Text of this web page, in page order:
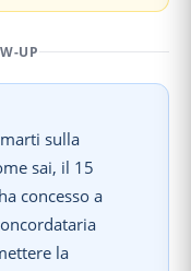
UP
sulla
sai, il 15
concesso a
la